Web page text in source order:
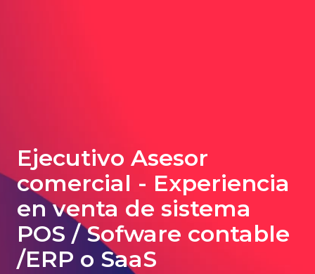
Ejecutivo Asesor
comercial - Experiencia
en venta de sistema
POS / Sofware contable
/ERP o SaaS